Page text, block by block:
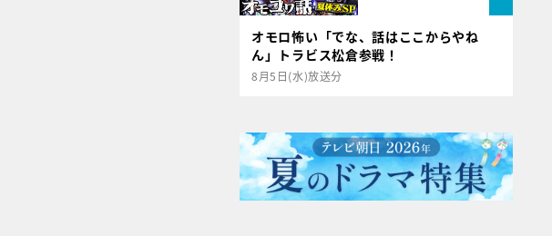
オモロ怖い「でな、話はここからやね
ん」トラビス松倉参戦！
8月5日(水)放送分